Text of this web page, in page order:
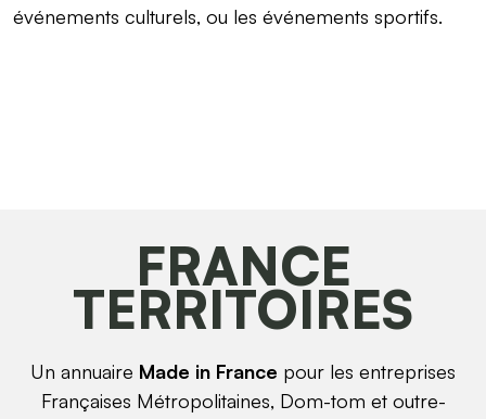
événements culturels, ou les événements sportifs.
FRANCE
TERRITOIRES
Un annuaire Made in France pour les entreprises
Françaises Métropolitaines, Dom-tom et outre-